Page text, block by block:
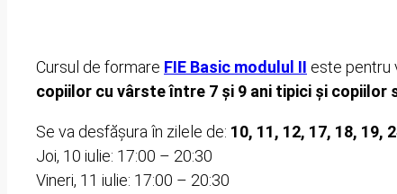
Cursul de formare FIE Basic modulul II este pentru
copiilor cu vârste între 7 și 9 ani tipici și
Se va desfășura în zilele de: 10, 11, 12, 17, 18, 19,
Joi, 10 iulie: 17:00 – 20:30
Vineri, 11 iulie: 17:00 – 20:30